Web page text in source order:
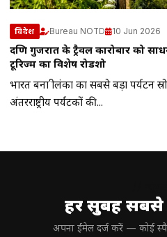
विदेश Bureau NOTD 10 Jun 2026
दक्षिण गुजरात के ट्रैवल कारोबार को
टूरिज्म का विशेष रोडशो
भारत बना श्रीलंका का सबसे बड़ा पर्यटन
अंतरराष्ट्रीय पर्यटकों की...
हर सुबह
अपना ईमेल दर्ज करें — कोई